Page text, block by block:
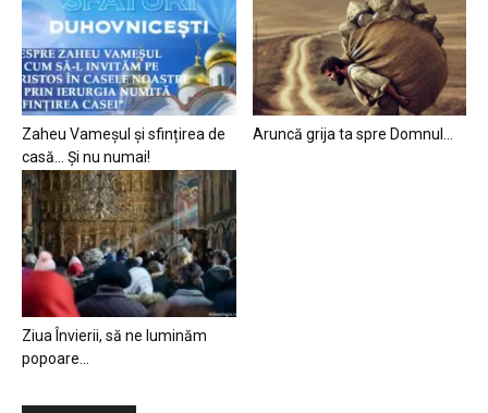
Zaheu Vameșul și sfințirea de
casă… Și nu numai!
Aruncă grija ta spre Domnul…
Ziua Învierii, să ne luminăm
popoare…